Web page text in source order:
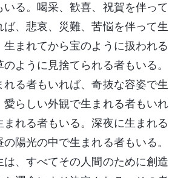
いる。喝采、歓喜、祝賀を伴って
、悲哀、災難、苦悩を伴って生
生まれてから宝のように扱われる
ように見捨てられる者もいる。
る者もいれば、奇抜な容姿で生
愛らしい外観で生まれる者もいれ
れる者もいる。深夜に生まれる
陽光の中で生まれる者もいる。
、すべてその人間のために創造